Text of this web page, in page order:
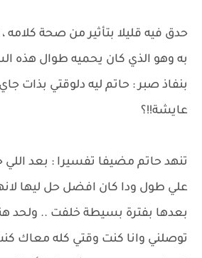
حدق فيه قليلا بتأثير من صحة كلامه
به وهو الذي كان يحميه طوال هذه
بنفاذ صبر : حاتم ليه دلوقتي بذات
عايشة!!؟
تنهد حاتم مضيفا تفسيرا : بعد
علي طول ودا كان افضل حل ليها
بعدها بفترة بسيطة خلفت .. ولحد
توصلني وانا كنت وقتي كله معاك